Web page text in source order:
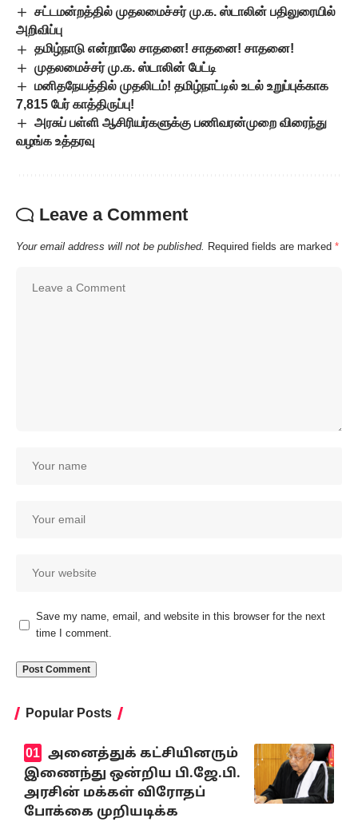
சட்டமன்றத்தில் முதலமைச்சர் மு.க. ஸ்டாலின் பதிலுரையில்
அறிவிப்பு
தமிழ்நாடு என்றாலே சாதனை! சாதனை! சாதனை!
முதலமைச்சர் மு.க. ஸ்டாலின் பேட்டி
மனிதநேயத்தில் முதலிடம்! தமிழ்நாட்டில் உடல் உறுப்புக்காக
7,815 பேர் காத்திருப்பு!
அரசுப் பள்ளி ஆசிரியர்களுக்கு பணிவரன்முறை விரைந்து
வழங்க உத்தரவு
Leave a Comment
Your email address will not be published. Required fields are marked *
Save my name, email, and website in this browser for the next
time I comment.
Popular Posts
அனைத்துக் கட்சியினரும்
இணைந்து ஒன்றிய பி.ஜே.பி.
அரசின் மக்கள் விரோதப்
போக்கை முறியடிக்க